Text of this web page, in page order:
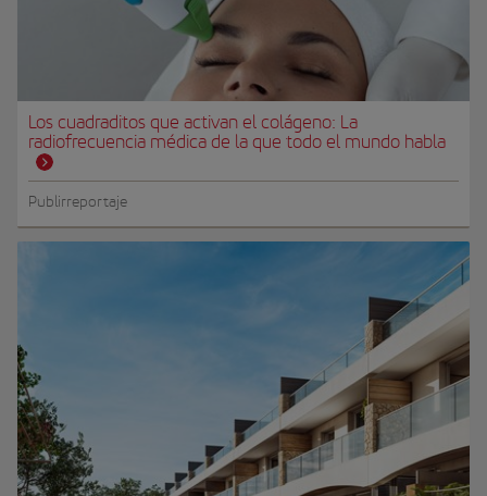
Los cuadraditos que activan el colágeno: La
radiofrecuencia médica de la que todo el mundo habla
Publirreportaje